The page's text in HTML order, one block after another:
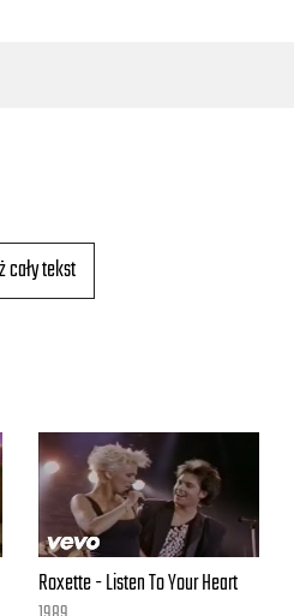
cały tekst
Roxette - Listen To Your Heart